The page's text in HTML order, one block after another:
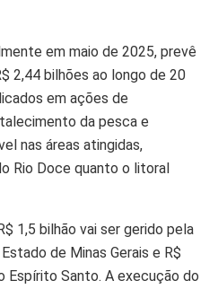
em maio de 2025, prevê
2,44 bilhões ao longo de 20
em ações de
da pesca e
nas áreas atingidas,
Rio Doce quanto o litoral
1,5 bilhão vai ser gerido pela
de Minas Gerais e R$
Espírito Santo. A execução do